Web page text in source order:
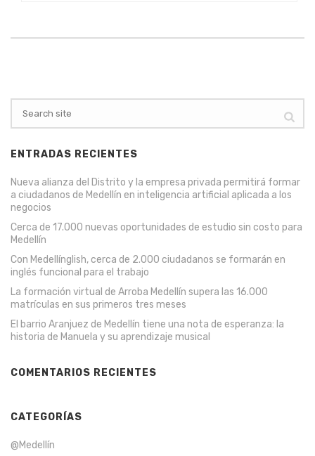
ENTRADAS RECIENTES
Nueva alianza del Distrito y la empresa privada permitirá formar
a ciudadanos de Medellín en inteligencia artificial aplicada a los
negocios
Cerca de 17.000 nuevas oportunidades de estudio sin costo para
Medellín
Con Medellínglish, cerca de 2.000 ciudadanos se formarán en
inglés funcional para el trabajo
La formación virtual de Arroba Medellín supera las 16.000
matrículas en sus primeros tres meses
El barrio Aranjuez de Medellín tiene una nota de esperanza: la
historia de Manuela y su aprendizaje musical
COMENTARIOS RECIENTES
CATEGORÍAS
@Medellín